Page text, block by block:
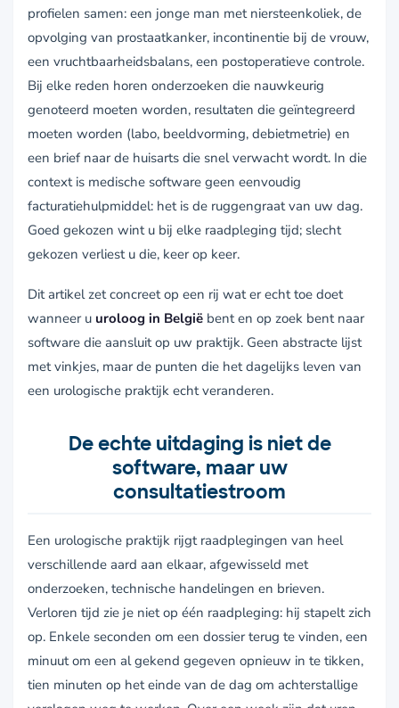
profielen samen: een jonge man met niersteenkoliek, de
opvolging van prostaatkanker, incontinentie bij de vrouw,
een vruchtbaarheidsbalans, een postoperatieve controle.
Bij elke reden horen onderzoeken die nauwkeurig
genoteerd moeten worden, resultaten die geïntegreerd
moeten worden (labo, beeldvorming, debietmetrie) en
een brief naar de huisarts die snel verwacht wordt. In die
context is medische software geen eenvoudig
facturatiehulpmiddel: het is de ruggengraat van uw dag.
Goed gekozen wint u bij elke raadpleging tijd; slecht
gekozen verliest u die, keer op keer.
Dit artikel zet concreet op een rij wat er echt toe doet
wanneer u uroloog in België bent en op zoek bent naar
software die aansluit op uw praktijk. Geen abstracte lijst
met vinkjes, maar de punten die het dagelijks leven van
een urologische praktijk echt veranderen.
De echte uitdaging is niet de
software, maar uw
consultatiestroom
Een urologische praktijk rijgt raadplegingen van heel
verschillende aard aan elkaar, afgewisseld met
onderzoeken, technische handelingen en brieven.
Verloren tijd zie je niet op één raadpleging: hij stapelt zich
op. Enkele seconden om een dossier terug te vinden, een
minuut om een al gekend gegeven opnieuw in te tikken,
tien minuten op het einde van de dag om achterstallige